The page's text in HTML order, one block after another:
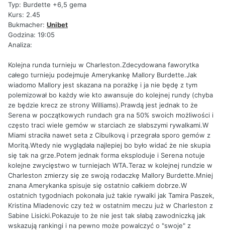
Typ: Burdette +6,5 gema
Kurs: 2.45
Bukmacher: Unibet
Godzina: 19:05
Analiza:
Kolejna runda turnieju w Charleston.Zdecydowana faworytka
całego turnieju podejmuje Amerykankę Mallory Burdette.Jak
wiadomo Mallory jest skazana na porażkę i ja nie będę z tym
polemizował bo każdy wie kto awansuje do kolejnej rundy (chyba
ze będzie krecz ze strony Williams).Prawdą jest jednak to że
Serena w początkowych rundach gra na 50% swoich możliwości i
często traci wiele gemów w starciach ze słabszymi rywalkami.W
Miami straciła nawet seta z Cibulkovą i przegrała sporo gemów z
Moritą.Wtedy nie wyglądała najlepiej bo było widać że nie skupia
się tak na grze.Potem jednak forma eksploduje i Serena notuje
kolejne zwycięstwo w turniejach WTA.Teraz w kolejnej rundzie w
Charleston zmierzy się ze swoją rodaczkę Mallory Burdette.Mniej
znana Amerykanka spisuje się ostatnio całkiem dobrze.W
ostatnich tygodniach pokonała już takie rywalki jak Tamira Paszek,
Kristina Mladenovic czy też w ostatnim meczu już w Charleston z
Sabine Lisicki.Pokazuje to że nie jest tak słabą zawodniczką jak
wskazują rankingi i na pewno może powalczyć o "swoje" z